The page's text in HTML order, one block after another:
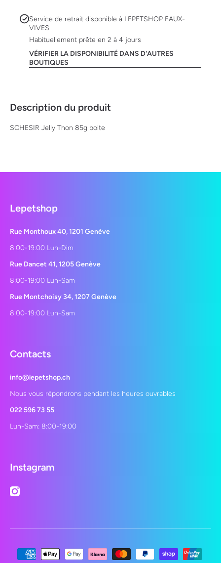
Service de retrait disponible à LEPETSHOP EAUX-
VIVES
Habituellement prête en 2 à 4 jours
VÉRIFIER LA DISPONIBILITÉ DANS D'AUTRES
BOUTIQUES
Description du produit
SCHESIR Jelly Thon 85g boite
Lepetshop
Rue Monthoux 40, 1201 Genève
8:00-19:00 Lun-Dim
Rue Dancet 41, 1205 Genève
8:00-19:00 Lun-Sam
Rue Montchoisy 34, 1207 Genève
8:00-19:00 Lun-Sam
Contacts
info@lepetshop.ch
Nous vous répondrons pendant les heures ouvrables
022 596 73 55
Lun-Sam: 8:00-19:00
Instagram
instagramcom/lepetshopch/
Moyens de paiement